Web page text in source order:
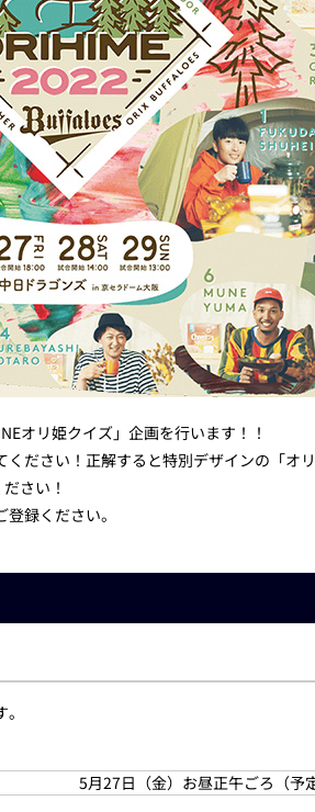
オリ姫クイズ」企画を行います！！
ださい！正解すると特別デザインの「
さい！
録ください。
5月27日（金）お昼正午ごろ（予